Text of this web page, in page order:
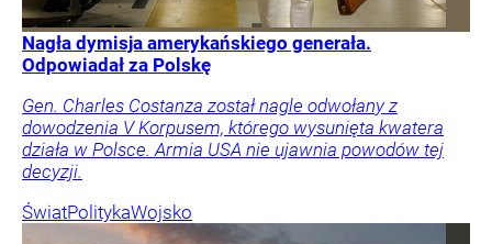
Nagła dymisja amerykańskiego generała.
Odpowiadał za Polskę
Gen. Charles Costanza został nagle odwołany z
dowodzenia V Korpusem, którego wysunięta kwatera
działa w Polsce. Armia USA nie ujawnia powodów tej
decyzji.
ŚwiatPolitykaWojsko